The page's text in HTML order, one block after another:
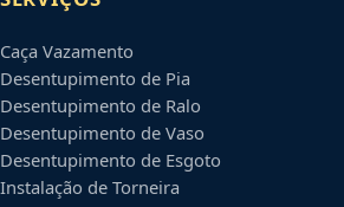
Caça Vazamento
Desentupimento de Pia
Desentupimento de Ralo
Desentupimento de Vaso
Desentupimento de Esgoto
Instalação de Torneira